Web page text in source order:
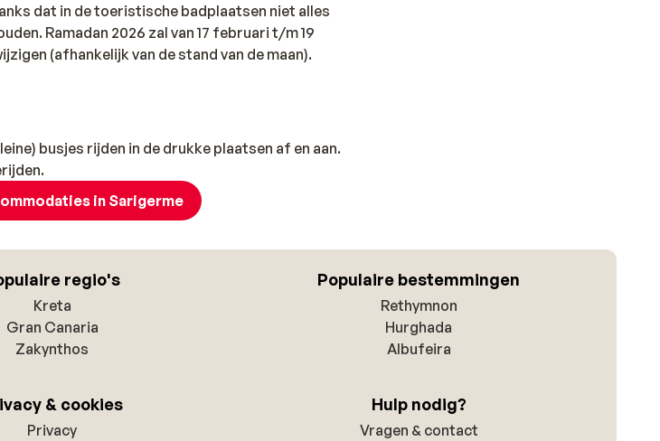
dat in de toeristische badplaatsen niet alles
Ramadan 2026 zal van 17 februari t/m 19
(afhankelijk van de stand van de maan).
busjes rijden in de drukke plaatsen af en aan.
in Sarigerme
regio's
Kreta
Gran Canaria
Zakynthos
Populaire bestemmingen
Rethymnon
Hurghada
Albufeira
& cookies
Privacy
Hulp nodig?
Vragen & contact